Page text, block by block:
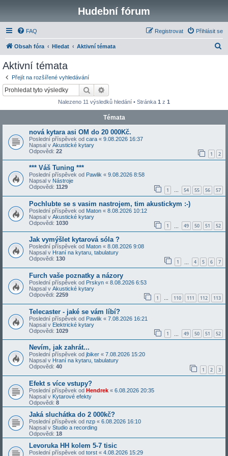
Hudební fórum
FAQ Přihlásit se
Registrovat
Obsah fóra Hledat Aktivní témata
Aktivní témata
Přejít na rozšířené vyhledávání
Hledat
Nalezeno 11 výsledků hledání • Stránka 1 z 1
Témata
nová kytara asi OM do 20 000Kč.
Poslední příspěvek od cara « 9.08.2026 16:37
Napsal v Akustické kytary
Odpovědi: 22 1 2
*** Váš Tuning ***
Poslední příspěvek od Pawlik « 9.08.2026 8:58
Napsal v Nástroje
Odpovědi: 1129 1 … 54 55 56 57
Pochlubte se s vasim nastrojem, tim akustickym :-)
Poslední příspěvek od Maton « 8.08.2026 10:12
Napsal v Akustické kytary
Odpovědi: 1030 1 49 50 51 52
Jak vymýšlet kytarová sóla ?
Poslední příspěvek od Maton « 8.08.2026 9:08
Napsal v Hraní na kytaru, tabulatury
Odpovědi: 130 1 4 5 6 7
Furch vaše poznatky a názory
Poslední příspěvek od Prskyn « 8.08.2026 6:53
Napsal v Akustické kytary
Odpovědi: 2259 1 … 110 111 112 113
Telecaster - jaké se vám líbí?
Poslední příspěvek od Pawlik « 7.08.2026 16:21
Napsal v Elektrické kytary
Odpovědi: 1029 1 49 50 51 52
Nevím, jak zahrát...
Poslední příspěvek od jbiker « 7.08.2026 15:20
Napsal v Hraní na kytaru, tabulatury
Odpovědi: 40 1 2 3
Efekt s více vstupy?
Poslední příspěvek od Hendrek « 6.08.2026 20:35
Napsal v Kytarové efekty
Odpovědi: 8
Jaká sluchátka do 2 000kč?
Poslední příspěvek od nzp « 6.08.2026 16:10
Napsal v Studio a recording
Odpovědi: 18
Levoruka HH kolem 5-7 tisic
Poslední příspěvek od torst « 4.08.2026 15:29